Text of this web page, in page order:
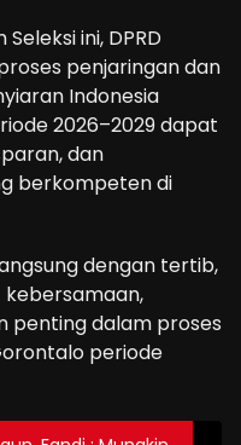
ini, DPRD
penjaringan dan
Indonesia
2026–2029 dapat
dan
berkompeten di
dengan tertib,
penting dalam proses
periode